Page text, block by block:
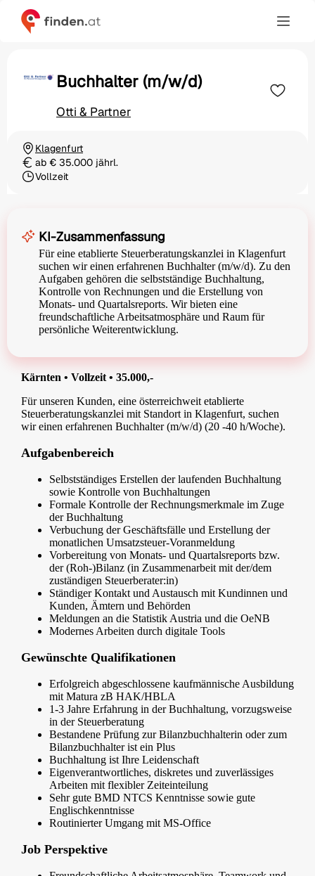
Buchhalter (m/w/d)
Otti & Partner
Ortschaft
Klagenfurt
Gehaltab € 35.000 jährl.
Beschäftigungsart
Vollzeit
KI-Zusammenfassung
Für eine etablierte Steuerberatungskanzlei in Klagenfurt
suchen wir einen erfahrenen Buchhalter (m/w/d). Zu den
Aufgaben gehören die selbstständige Buchhaltung,
Kontrolle von Rechnungen und die Erstellung von
Monats- und Quartalsreports. Wir bieten eine
freundschaftliche Arbeitsatmosphäre und Raum für
persönliche Weiterentwicklung.
Kärnten • Vollzeit • 35.000,-
Für unseren Kunden, eine österreichweit etablierte
Steuerberatungskanzlei mit Standort in Klagenfurt, suchen
wir einen erfahrenen Buchhalter (m/w/d) (20 -40 h/Woche).
Aufgabenbereich
Selbstständiges Erstellen der laufenden Buchhaltung
sowie Kontrolle von Buchhaltungen
Formale Kontrolle der Rechnungsmerkmale im Zuge
der Buchhaltung
Verbuchung der Geschäftsfälle und Erstellung der
monatlichen Umsatzsteuer-Voranmeldung
Vorbereitung von Monats- und Quartalsreports bzw.
der (Roh-)Bilanz (in Zusammenarbeit mit der/dem
zuständigen Steuerberater:in)
Ständiger Kontakt und Austausch mit Kundinnen und
Kunden, Ämtern und Behörden
Meldungen an die Statistik Austria und die OeNB
Modernes Arbeiten durch digitale Tools
Gewünschte Qualifikationen
Erfolgreich abgeschlossene kaufmännische Ausbildung
mit Matura zB HAK/HBLA
1-3 Jahre Erfahrung in der Buchhaltung, vorzugsweise
in der Steuerberatung
Bestandene Prüfung zur Bilanzbuchhalterin oder zum
Bilanzbuchhalter ist ein Plus
Buchhaltung ist Ihre Leidenschaft
Eigenverantwortliches, diskretes und zuverlässiges
Arbeiten mit flexibler Zeiteinteilung
Sehr gute BMD NTCS Kenntnisse sowie gute
Englischkenntnisse
Routinierter Umgang mit MS-Office
Job Perspektive